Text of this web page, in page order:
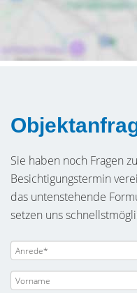
Sie haben noch Fragen
Besichtigungstermin
das untenstehende
setzen uns